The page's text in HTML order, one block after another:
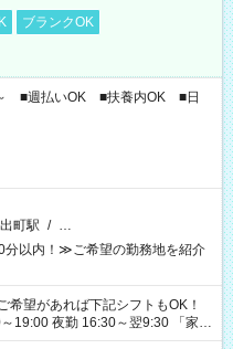
ブランクOK
■週払いOK ■扶養内OK ■日
町駅 / …
以内！≫ご希望の勤務地を紹介
夜勤 16:30～翌9:30 「家族
持って夕飯の準備がしたい」